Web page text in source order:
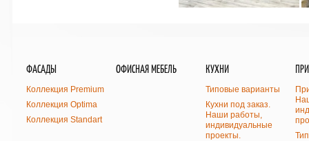
ФАСАДЫ
Коллекция Premium
Коллекция Optima
Коллекция Standart
ОФИСНАЯ МЕБЕЛЬ КУХНИ
Типовые варианты
Кухни под заказ.
Наши работы,
индивидуальные
проекты.